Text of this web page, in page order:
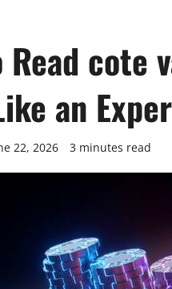
Read cote
an
22, 2026 3 minutes read